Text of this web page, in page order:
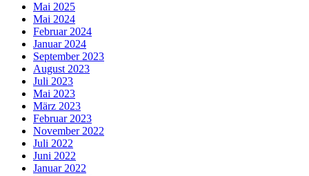
Mai 2025
Mai 2024
Februar 2024
Januar 2024
September 2023
August 2023
Juli 2023
Mai 2023
März 2023
Februar 2023
November 2022
Juli 2022
Juni 2022
Januar 2022